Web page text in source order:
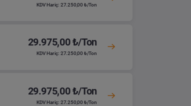
KDV Hariç: 27.250,00 ₺/Ton
29.975,00 ₺/Ton
KDV Hariç: 27.250,00 ₺/Ton
29.975,00 ₺/Ton
KDV Hariç: 27.250,00 ₺/Ton